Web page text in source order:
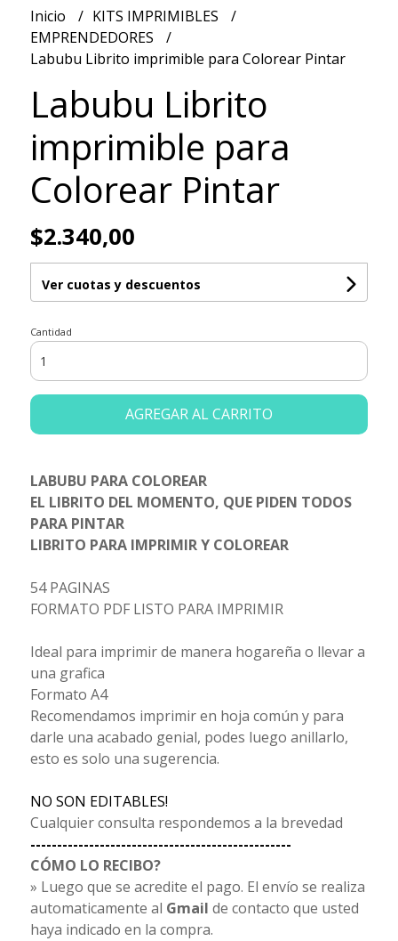
Inicio
KITS IMPRIMIBLES
EMPRENDEDORES
Labubu Librito imprimible para Colorear Pintar
Labubu Librito
imprimible para
Colorear Pintar
$2.340,00
Ver cuotas y descuentos
Cantidad
AGREGAR AL CARRITO
LABUBU PARA COLOREAR
EL LIBRITO DEL MOMENTO, QUE PIDEN TODOS
PARA PINTAR
LIBRITO PARA IMPRIMIR Y COLOREAR
54 PAGINAS
FORMATO PDF LISTO PARA IMPRIMIR
Ideal para imprimir de manera hogareña o llevar a
una grafica
Formato A4
Recomendamos imprimir en hoja común y para
darle una acabado genial, podes luego anillarlo,
esto es solo una sugerencia.
NO SON EDITABLES!
Cualquier consulta respondemos a la brevedad
-------------------------------------------------
CÓMO LO RECIBO?
» Luego que se acredite el pago. El envío se realiza
automaticamente al Gmail de contacto que usted
haya indicado en la compra.